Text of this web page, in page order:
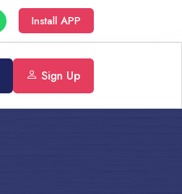
Install APP
Sign Up